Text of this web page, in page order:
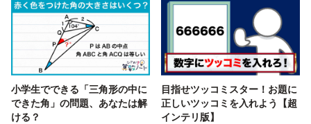
小学生でできる「三角形の中に
できた角」の問題、あなたは解
ける？
目指せツッコミスター！お題に
正しいツッコミを入れよう【超
インテリ版】